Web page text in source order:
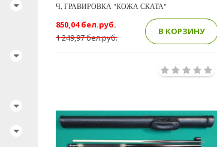
Ч, ГРАВИРОВКА "КОЖА СКАТА"
1 249,97 бел.руб.
850,04 бел.руб.
В КОРЗИНУ
Previous